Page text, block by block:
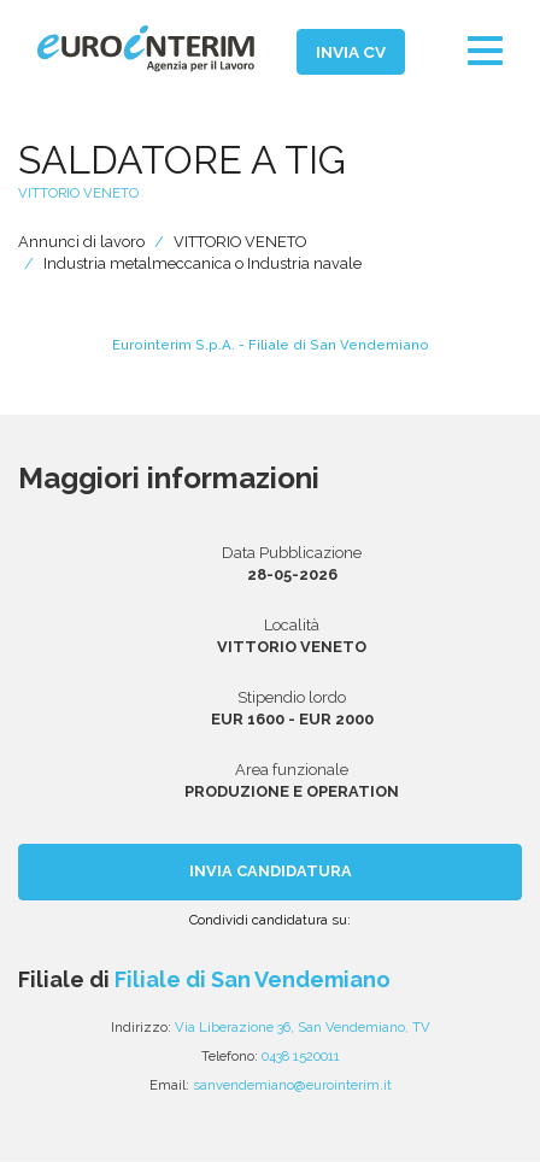
INVIA CV
Toggle
Chi Siamo
Persone
Domande e Risposte
INVIA CV
SALDATORE A TIG
VITTORIO VENETO
Annunci di lavoro
VITTORIO VENETO
Industria metalmeccanica o Industria navale
Eurointerim S.p.A. - Filiale di San Vendemiano
Maggiori informazioni
Data Pubblicazione
28-05-2026
Località
VITTORIO VENETO
Stipendio lordo
EUR 1600 - EUR 2000
Area funzionale
PRODUZIONE E OPERATION
INVIA CANDIDATURA
Condividi candidatura su:
email
Facebook
Twitter
Linkedin
WhatsApp
Filiale di Filiale di San Vendemiano
Indirizzo: Via Liberazione 36, San Vendemiano, TV
Telefono: 0438 1520011
Email: sanvendemiano@eurointerim.it